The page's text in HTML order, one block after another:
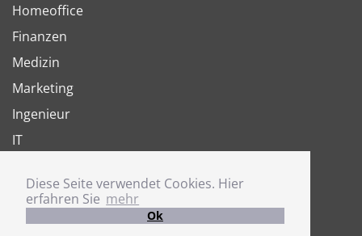
Diese Seite verwendet Cookies. Hier
erfahren Sie mehr
Ok
Homeoffice
Finanzen
Medizin
Marketing
Ingenieur
IT
Joboter